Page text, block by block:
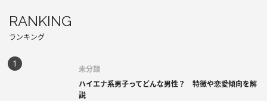
RANKING
ランキング
未分類
ハイエナ系男子ってどんな男性？ 特徴や恋愛傾向を解
説